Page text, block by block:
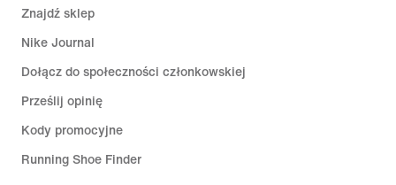
Znajdź sklep
Nike Journal
Dołącz do społeczności członkowskiej
Prześlij opinię
Kody promocyjne
Running Shoe Finder